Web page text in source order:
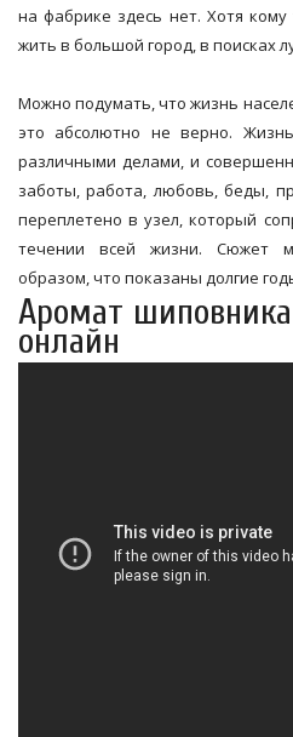
на фабрике здесь нет. Хотя кому
жить в большой город, в поисках
Можно подумать, что жизнь
это абсолютно не верно.
различными делами, и
заботы, работа, любовь, беды,
переплетено в узел, который
течении всей жизни. Сюжет
образом, что показаны долгие
Аромат
онлайн